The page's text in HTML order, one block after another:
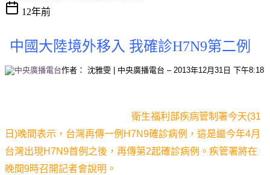
12年前
中國大陸境外移入 我確診H7N9第二例
作者： 沈雅雯 中央廣播電台 – 2013年12月31日 下午8:18
衛生福利部疾病管制署今天(31
日)晚間表示，台灣再傳一例H7N9確診病例，這是繼今年4月
台灣出現H7N9首例之後，再傳第2起確診病例。疾管署將在
晚間9時召開記者會說明。